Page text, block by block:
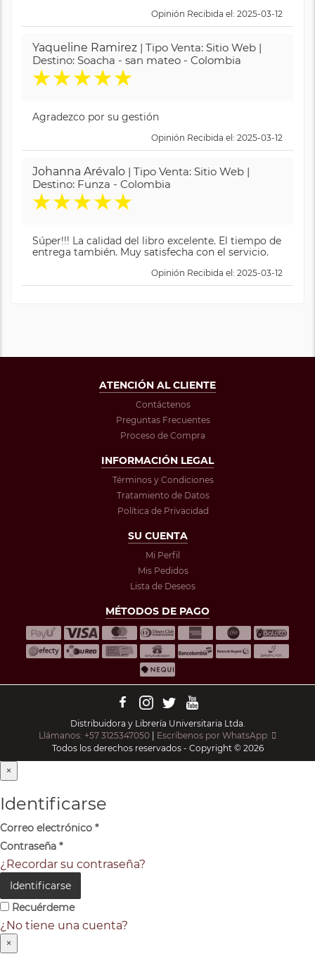
Opinión Recibida el: 2025-03-12
Yaqueline Ramirez | Tipo Venta: Sitio Web |
Destino: Soacha - san mateo - Colombia
★★★★★
Agradezco por su gestión
Opinión Recibida el: 2025-03-12
Johanna Arévalo | Tipo Venta: Sitio Web |
Destino: Funza - Colombia
★★★★★
Súper!!! La calidad del libro excelente. El tiempo de
entrega también. Muy satisfecha con el servicio.
Opinión Recibida el: 2025-03-12
ATENCIÓN AL CLIENTE
Contáctenos
Preguntas Frecuentes
Proceso de Compra
INFORMACIÓN LEGAL
Términos y Condiciones
Tratamiento de Datos
Política de Privacidad
SU CUENTA
Mi Perfil
Mis Pedidos
Lista de Deseos
MÉTODOS DE PAGO
Distribuidora y Librería Universitaria Ltda.
Llámanos: +57 3125347050 | Escríbenos por WhatsApp:
Todos los derechos reservados - Copyright © 2026
×
Identificarse
Correo electrónico *
Contraseña *
¿Recordar su contraseña?
Identificarse
Recuérdeme
¿No tiene una cuenta?
×